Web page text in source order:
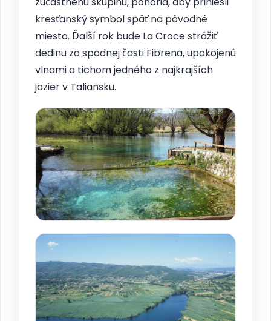
kresťanský symbol späť na pôvodné
miesto. Ďalší rok bude La Croce strážiť
dedinu zo spodnej časti Fibrena, upokojenú
vlnami a tichom jedného z najkrajších
jazier v Taliansku.